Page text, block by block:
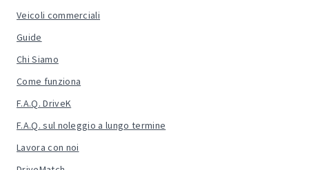
Veicoli commerciali
Guide
Chi Siamo
Come funziona
F.A.Q. DriveK
F.A.Q. sul noleggio a lungo termine
Lavora con noi